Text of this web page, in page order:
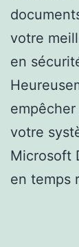
votre
en
votre
Microsoft
en temps